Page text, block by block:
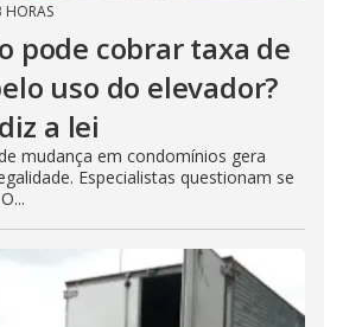
HORAS
pode cobrar taxa de
uso do elevador?
a lei
mudança em condomínios gera
Especialistas questionam se